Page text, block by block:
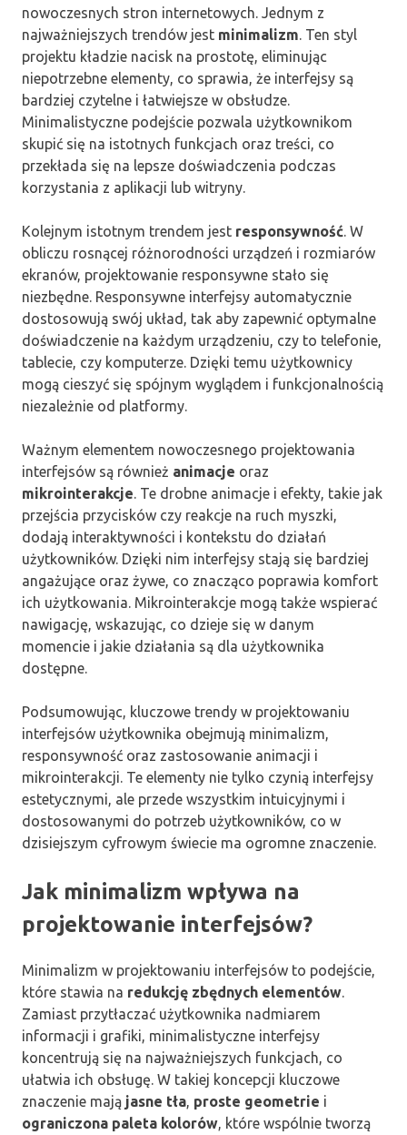
nowoczesnych stron internetowych. Jednym z
najważniejszych trendów jest minimalizm . Ten styl
projektu kładzie nacisk na prostotę, eliminując
niepotrzebne elementy, co sprawia, że interfejsy są
bardziej czytelne i łatwiejsze w obsłudze.
Minimalistyczne podejście pozwala użytkownikom
skupić się na istotnych funkcjach oraz treści, co
przekłada się na lepsze doświadczenia podczas
korzystania z aplikacji lub witryny.
Kolejnym istotnym trendem jest responsywność . W
obliczu rosnącej różnorodności urządzeń i rozmiarów
ekranów, projektowanie responsywne stało się
niezbędne. Responsywne interfejsy automatycznie
dostosowują swój układ, tak aby zapewnić optymalne
doświadczenie na każdym urządzeniu, czy to telefonie,
tablecie, czy komputerze. Dzięki temu użytkownicy
mogą cieszyć się spójnym wyglądem i funkcjonalnością
niezależnie od platformy.
Ważnym elementem nowoczesnego projektowania
interfejsów są również animacje oraz
mikrointerakcje . Te drobne animacje i efekty, takie jak
przejścia przycisków czy reakcje na ruch myszki,
dodają interaktywności i kontekstu do działań
użytkowników. Dzięki nim interfejsy stają się bardziej
angażujące oraz żywe, co znacząco poprawia komfort
ich użytkowania. Mikrointerakcje mogą także wspierać
nawigację, wskazując, co dzieje się w danym
momencie i jakie działania są dla użytkownika
dostępne.
Podsumowując, kluczowe trendy w projektowaniu
interfejsów użytkownika obejmują minimalizm,
responsywność oraz zastosowanie animacji i
mikrointerakcji. Te elementy nie tylko czynią interfejsy
estetycznymi, ale przede wszystkim intuicyjnymi i
dostosowanymi do potrzeb użytkowników, co w
dzisiejszym cyfrowym świecie ma ogromne znaczenie.
Jak minimalizm wpływa na
projektowanie interfejsów?
Minimalizm w projektowaniu interfejsów to podejście,
które stawia na redukcję zbędnych elementów
Zamiast przytłaczać użytkownika nadmiarem
informacji i grafiki, minimalistyczne interfejsy
koncentrują się na najważniejszych funkcjach, co
ułatwia ich obsługę. W takiej koncepcji kluczowe
znaczenie mają jasne tła proste geometrie i
ograniczona paleta kolorów , które wspólnie tworzą